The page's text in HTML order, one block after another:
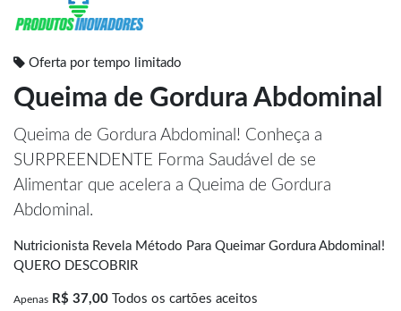
Oferta por tempo limitado
Queima de Gordura Abdominal
Queima de Gordura Abdominal! Conheça a
SURPREENDENTE Forma Saudável de se
Alimentar que acelera a Queima de Gordura
Abdominal.
Nutricionista Revela Método Para Queimar Gordura Abdominal!
QUERO DESCOBRIR
Apenas R$ 37,00 Todos os cartões aceitos